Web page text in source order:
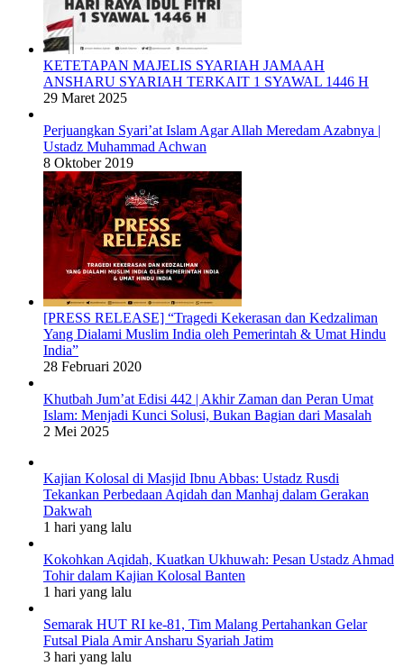
KETETAPAN MAJELIS SYARIAH JAMAAH
ANSHARU SYARIAH TERKAIT 1 SYAWAL 1446 H
29 Maret 2025
Perjuangkan Syari’at Islam Agar Allah Meredam Azabnya |
Ustadz Muhammad Achwan
8 Oktober 2019
[PRESS RELEASE] “Tragedi Kekerasan dan Kedzaliman
Yang Dialami Muslim India oleh Pemerintah & Umat Hindu
India”
28 Februari 2020
Khutbah Jum’at Edisi 442 | Akhir Zaman dan Peran Umat
Islam: Menjadi Kunci Solusi, Bukan Bagian dari Masalah
2 Mei 2025
Kajian Kolosal di Masjid Ibnu Abbas: Ustadz Rusdi
Tekankan Perbedaan Aqidah dan Manhaj dalam Gerakan
Dakwah
1 hari yang lalu
Kokohkan Aqidah, Kuatkan Ukhuwah: Pesan Ustadz Ahmad
Tohir dalam Kajian Kolosal Banten
1 hari yang lalu
Semarak HUT RI ke-81, Tim Malang Pertahankan Gelar
Futsal Piala Amir Ansharu Syariah Jatim
3 hari yang lalu